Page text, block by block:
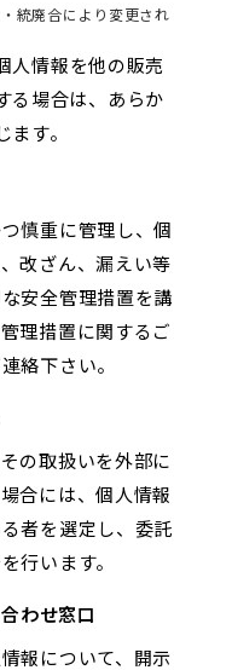
統廃合により変更され
人情報を他の販売
る場合は、あらか
ます。
慎重に管理し、個
改ざん、漏えい等
安全管理措置を講
理措置に関するご
絡下さい。
の取扱いを外部に
合には、個人情報
者を選定し、委託
行います。
わせ窓口
報について、開示